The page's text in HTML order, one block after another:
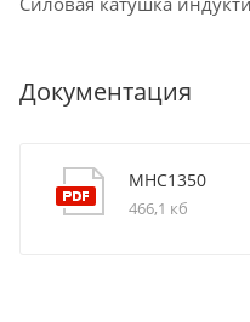
Документация
MHC1350
466,1 кб